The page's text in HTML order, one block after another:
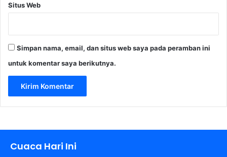
a
Situs Web
Simpan nama, email, dan situs web saya pada peramban ini
untuk komentar saya berikutnya.
Cuaca Hari Ini